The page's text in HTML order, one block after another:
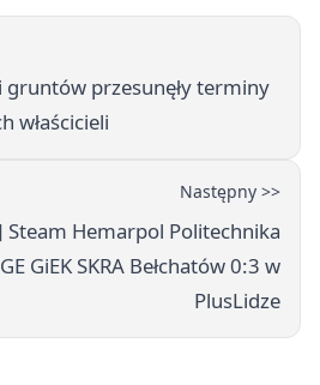
przesunęły terminy
właścicieli
Następny >>
Steam Hemarpol Politechnika
GiEK SKRA Bełchatów 0:3 w
PlusLidze